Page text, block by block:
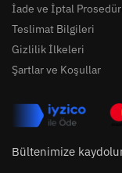
İade ve İptal
Teslimat Bilgileri
Gizlilik İlkeleri
Şartlar ve Koşullar
Bültenimize